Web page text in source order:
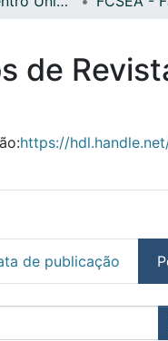
de
https://
de publicação
-